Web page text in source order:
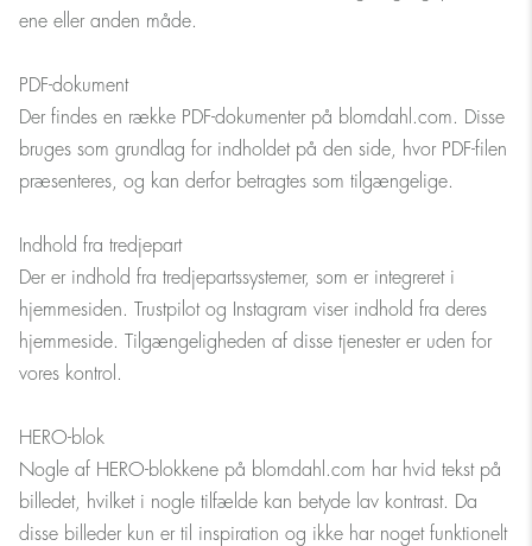
ene eller anden måde.
PDF-dokument
Der findes en række PDF-dokumenter på blomdahl.com. Disse
bruges som grundlag for indholdet på den side, hvor PDF-filen
præsenteres, og kan derfor betragtes som tilgængelige.
Indhold fra tredjepart
Der er indhold fra tredjepartssystemer, som er integreret i
hjemmesiden. Trustpilot og Instagram viser indhold fra deres
hjemmeside. Tilgængeligheden af disse tjenester er uden for
vores kontrol.
HERO-blok
Nogle af HERO-blokkene på blomdahl.com har hvid tekst på
billedet, hvilket i nogle tilfælde kan betyde lav kontrast. Da
disse billeder kun er til inspiration og ikke har noget funktionelt